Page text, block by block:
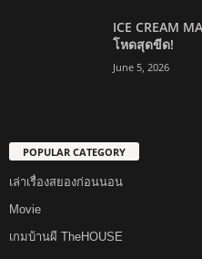
ICE CREAM
โหดสุดขีด!
June 5, 2026
POPULAR CATEGORY
เล่าเรื่องสยองก่อนนอน
Movie
เกมบ้านผี TheHOUSE